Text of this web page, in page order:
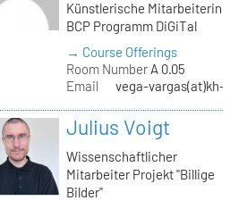
Künstlerische Mitarbeiterin
BCP Programm DiGiTal
→ Course Offerings
Room NumberA 0.05
Email
vega-vargas(at)kh-
Julius Voigt
Wissenschaftlicher
Mitarbeiter Projekt "Billige
Bilder"